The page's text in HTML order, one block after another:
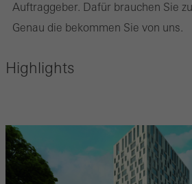
Auftraggeber. Dafür brauchen Sie
Genau die bekommen Sie von uns.
Highlights